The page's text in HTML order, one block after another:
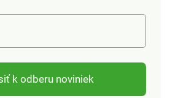
k odberu noviniek